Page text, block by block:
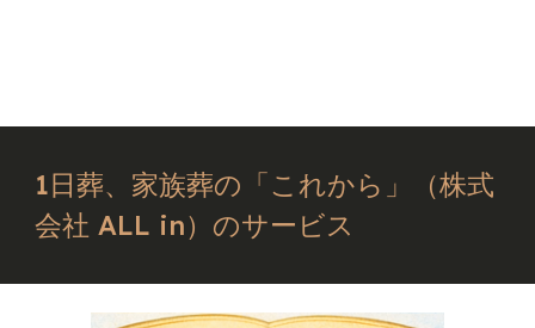
1日葬、家族葬の「これから」（株式
会社 ALL in）のサービス